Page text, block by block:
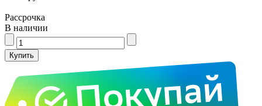
Рассрочка
В наличии